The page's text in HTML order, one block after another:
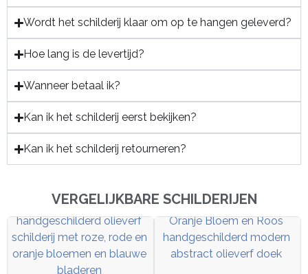
Wordt het schilderij klaar om op te hangen geleverd?
Hoe lang is de levertijd?
Wanneer betaal ik?
Kan ik het schilderij eerst bekijken?
Kan ik het schilderij retourneren?
VERGELIJKBARE SCHILDERIJEN